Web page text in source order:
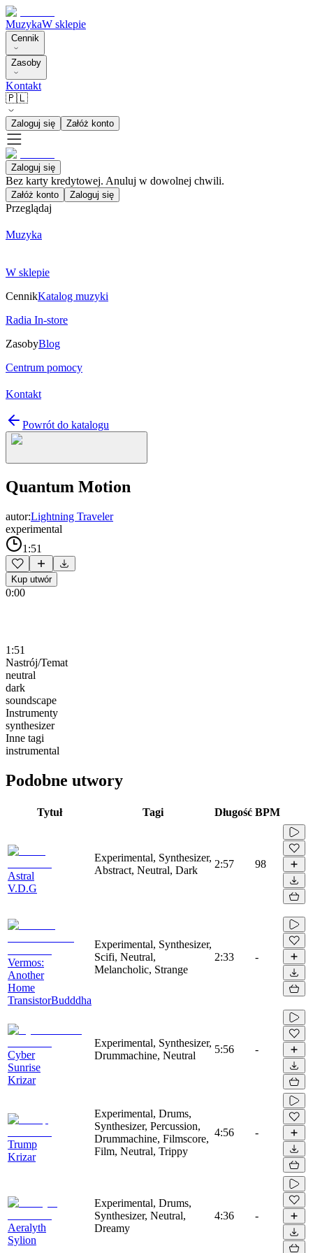
MuzykaW sklepie
Cennik
Zasoby
Kontakt
🇵🇱
Zaloguj się Załóż konto
Zaloguj się
Bez karty kredytowej. Anuluj w dowolnej chwili.
Załóż konto Zaloguj się
Przeglądaj
Muzyka
W sklepie
CennikKatalog muzyki
Radia In-store
ZasobyBlog
Centrum pomocy
Kontakt
Powrót do katalogu
Quantum Motion
autor:Lightning Traveler
experimental
1:51
Kup utwór
0:00
1:51
Nastrój/Temat
neutral
dark
soundscape
Instrumenty
synthesizer
Inne tagi
instrumental
Podobne utwory
Tytuł Tagi Długość BPM
Astral
V.D.G
Experimental, Synthesizer,
Abstract, Neutral, Dark
2:57 98
Vermos:
Another
Home
TransistorBudddha
Experimental, Synthesizer,
Scifi, Neutral,
Melancholic, Strange
2:33 -
Cyber
Sunrise
Krizar
Experimental, Synthesizer,
Drummachine, Neutral
5:56 -
Trump
Krizar
Experimental, Drums,
Synthesizer, Percussion,
Drummachine, Filmscore,
Film, Neutral, Trippy
4:56 -
Aeralyth
Sylion
Experimental, Drums,
Synthesizer, Neutral,
Dreamy
4:36 -